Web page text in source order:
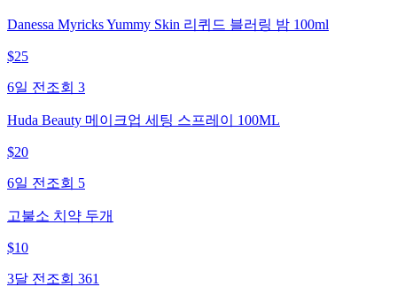
Danessa Myricks Yummy Skin 리퀴드 블러링 밤 100ml
$25
6일 전 조회 3
Huda Beauty 메이크업 세팅 스프레이 100ML
$20
6일 전 조회 5
고불소 치약 두개
$10
3달 전 조회 361